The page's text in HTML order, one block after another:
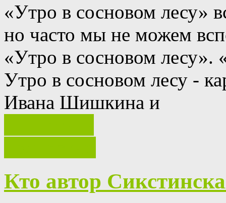
«Утро в сосновом лесу»
но часто мы не можем
«Утро в сосновом лесу».
Утро в сосновом лесу -
Ивана Шишкина и
Кто автор